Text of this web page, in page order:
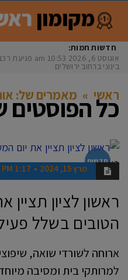
חדשות חמות:
אוגוסט 6, 2026
10:53 am
בינוני ברחוב ירושלים
ראשי » מאמרים של:
כל הפוסטים
חדשות
מרץ 15, 2024 1:17 PM
ראשון לציון
הטובים בשלל
ארוחה לשורדי שואה,
למרותקי בית ומסיבה